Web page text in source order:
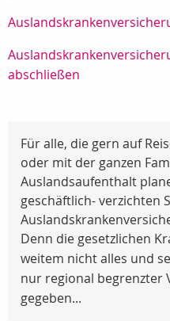
abschließen
Für alle, die gern auf
oder mit der ganzen
Auslandsaufenthalt
geschäftlich- verzichten
Denn die gesetzlichen
weitem nicht alles und
nur regional begrenzter
gegeben...